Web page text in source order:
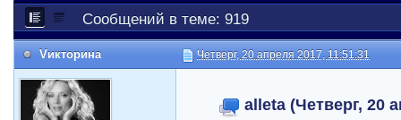
Сообщений в теме: 919
Vикторина Четверг, 20 апреля 2017, 11:51:31
alleta (Четверг, 20